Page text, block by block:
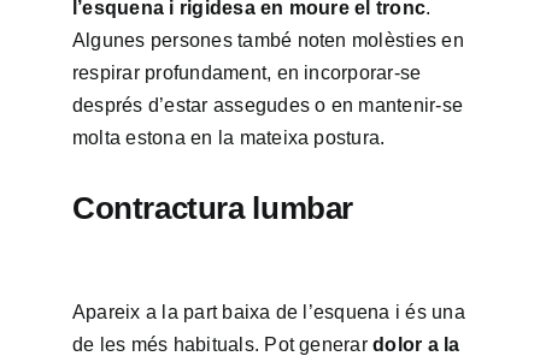
l’esquena i rigidesa en moure el tronc.
Algunes persones també noten molèsties en
respirar profundament, en incorporar-se
després d’estar assegudes o en mantenir-se
molta estona en la mateixa postura.
Contractura lumbar
Apareix a la part baixa de l’esquena i és una
de les més habituals. Pot generardolor a la